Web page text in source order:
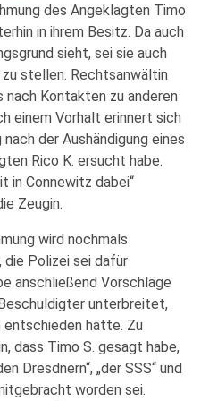
des Angeklagten Timo
in ihrem Besitz. Da auch
sieht, sei sie auch
stellen. Rechtsanwältin
Kontakten zu anderen
einem Vorhalt erinnert sich
der Aushändigung eines
Rico K. ersucht habe.
in Connewitz dabei“
Zeugin.
wird nochmals
Polizei sei dafür
anschließend Vorschläge
unterbreitet,
hätte. Zu
dass Timo S. gesagt habe,
Dresdnern“, „der SSS“ und
worden sei.